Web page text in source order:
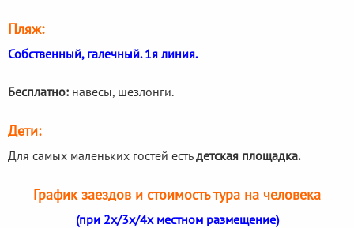
Пляж:
Собственный, галечный. 1я линия.
Бесплатно: навесы, шезлонги.
Дети:
Для самых маленьких гостей естьдетская площадка.
График заездов и стоимость тура на человека
(при 2х/3х/4х местном размещение)